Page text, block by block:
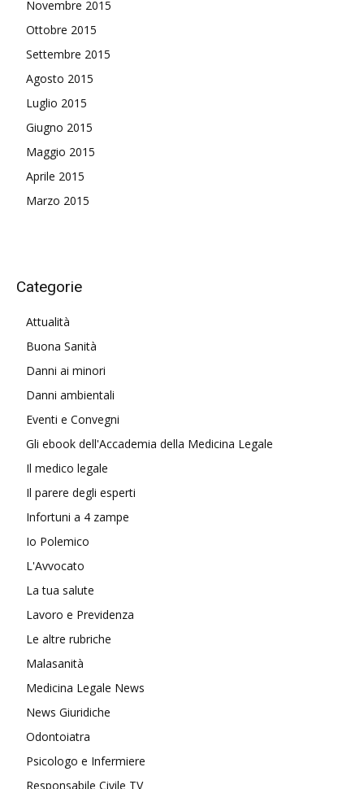
Novembre 2015
Ottobre 2015
Settembre 2015
Agosto 2015
Luglio 2015
Giugno 2015
Maggio 2015
Aprile 2015
Marzo 2015
Categorie
Attualità
Buona Sanità
Danni ai minori
Danni ambientali
Eventi e Convegni
Gli ebook dell'Accademia della Medicina Legale
Il medico legale
Il parere degli esperti
Infortuni a 4 zampe
Io Polemico
L'Avvocato
La tua salute
Lavoro e Previdenza
Le altre rubriche
Malasanità
Medicina Legale News
News Giuridiche
Odontoiatra
Psicologo e Infermiere
Responsabile Civile TV